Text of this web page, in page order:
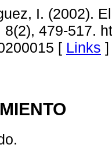
I. (2002).
8(2), 479-517.
[ Links ]